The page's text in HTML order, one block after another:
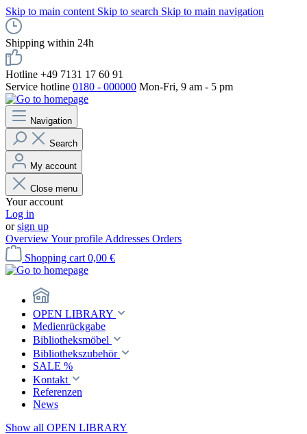
Skip to main content Skip to search Skip to main navigation
Shipping within 24h
Hotline +49 7131 17 60 91
Service hotline 0180 - 000000 Mon-Fri, 9 am - 5 pm
Navigation
Search
My account
Close menu
Your account
Log in
orsign up
OverviewYour profile Addresses Orders
Shopping cart 0,00 €
OPEN LIBRARY
Medienrückgabe
Bibliotheksmöbel
Bibliothekszubehör
SALE %
Kontakt
Referenzen
News
Show all OPEN LIBRARY